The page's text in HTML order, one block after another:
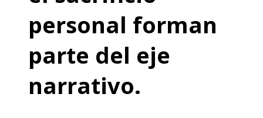
personal forman
parte del eje
narrativo.